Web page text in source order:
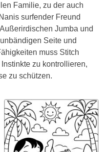
Familie, zu der auch
surfender Freund
Jumba und
Seite und
muss Stitch
zu kontrollieren,
zu schützen.